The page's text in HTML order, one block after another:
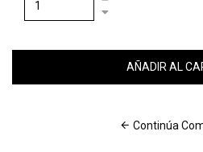
Continúa